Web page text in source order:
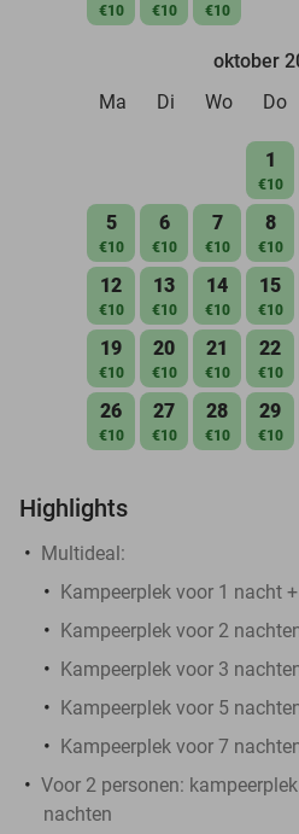
€10 €10 €10
oktober
Ma
Di Wo Do
1
€10
5
€10
6
€10
7
€10
8
€10
12
€10
13
€10
14
€10
15
€10
19
€10
20
€10
21
€10
22
€10
26
€10
27
€10
28
€10
29
€10
Highlights
Multideal:
Kampeerplek voor 1 nacht
Kampeerplek voor 2
Kampeerplek voor 3
Kampeerplek voor 5
Kampeerplek voor 7
Voor 2 personen:
nachten